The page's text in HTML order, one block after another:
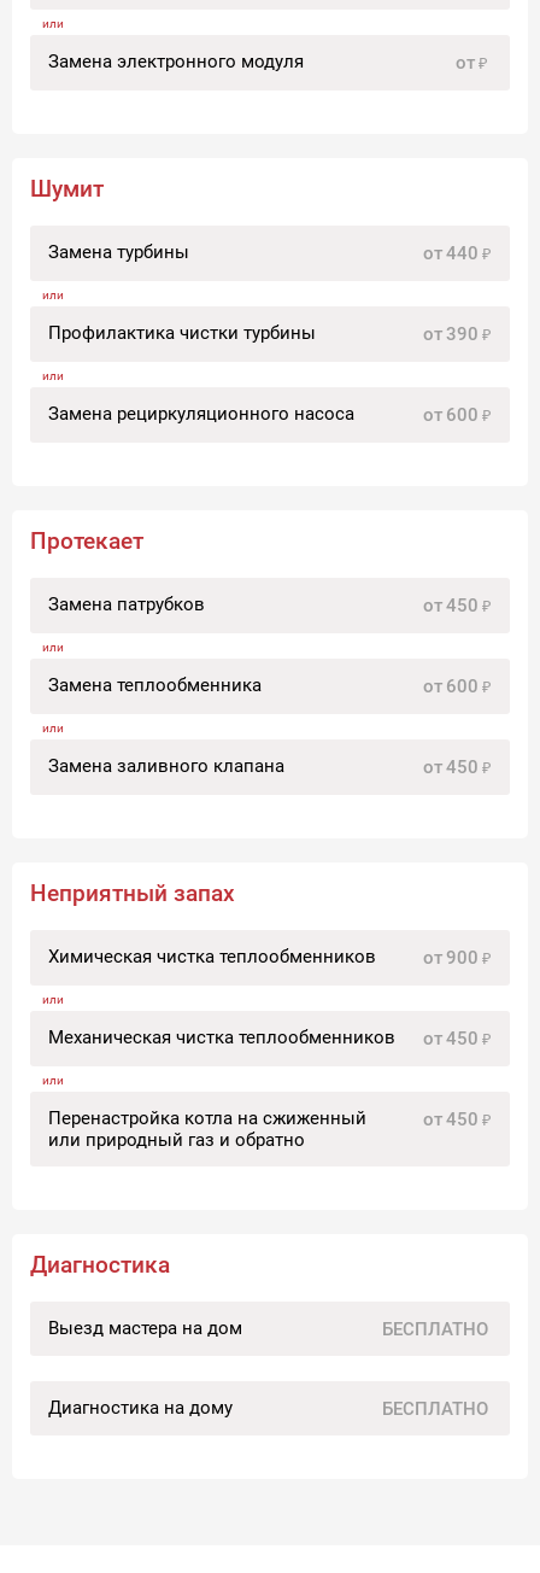
Замена электронного модуля от
Шумит
Замена турбины от440
Профилактика чистки турбины от390
Замена рециркуляционного насоса от 600
Протекает
Замена патрубков от450
Замена теплообменника от 600
Замена заливного клапана от450
Неприятный запах
Химическая чистка теплообменников от 900
Механическая чистка теплообменников от450
Перенастройка котла на сжиженный
или природный газ и обратно
от450
Диагностика
Выезд мастера на дом БЕСПЛАТНО
Диагностика на дому БЕСПЛАТНО